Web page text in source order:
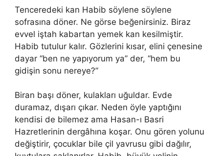
Tenceredeki kan Habib söylene söylene
sofrasına döner. Ne görse beğenirsiniz. Biraz
evvel iştah kabartan yemek kan kesilmiştir.
Habib tutulur kalır. Gözlerini kısar, elini çenesine
dayar “ben ne yapıyorum ya” der, “hem bu
gidişin sonu nereye?”
Biran başı döner, kulakları uğuldar. Evde
duramaz, dışarı çıkar. Neden öyle yaptığını
kendisi de bilemez ama Hasan-ı Basri
Hazretlerinin dergâhına koşar. Onu gören yolunu
değiştirir, çocuklar bile çil yavrusu gibi dağılır,